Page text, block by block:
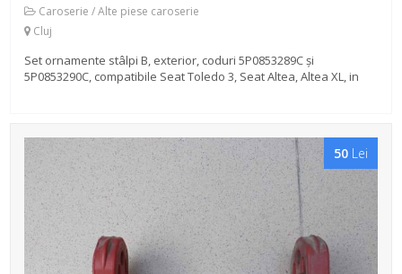
Caroserie / Alte piese caroserie
Cluj
Set ornamente stâlpi B, exterior, coduri 5P0853289C și
5P0853290C, compatibile Seat Toledo 3, Seat Altea, Altea XL, in
50 Lei